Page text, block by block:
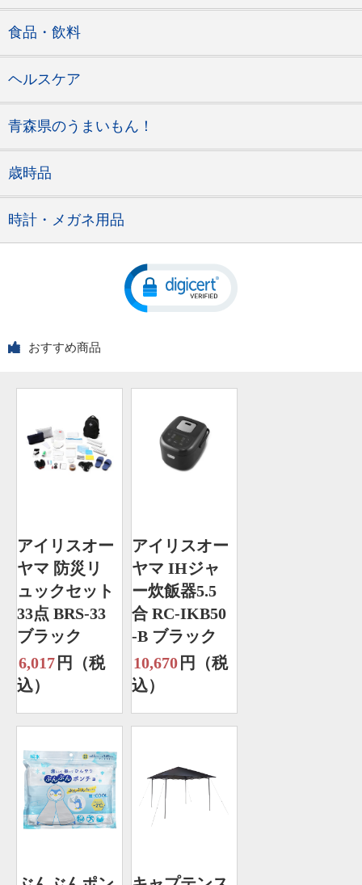
食品・飲料
ヘルスケア
青森県のうまいもん！
歳時品
時計・メガネ用品
おすすめ商品
アイリスオー
ヤマ 防災リ
ュックセット
33点 BRS-33
ブラック
6,017 円（税
込）
アイリスオー
ヤマ IHジャ
ー炊飯器5.5
合 RC-IKB50
-B ブラック
10,670 円（税
込）